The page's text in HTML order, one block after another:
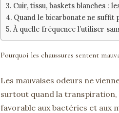
Cuir, tissu, baskets blanches :
Quand le bicarbonate ne suffit
À quelle fréquence l’utiliser
Pourquoi les chaussures sentent
Les mauvaises odeurs ne
surtout quand la transpiration,
favorable aux bactéries et aux